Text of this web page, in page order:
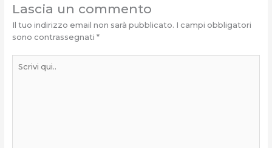
Lascia un commento
Il tuo indirizzo email non sarà pubblicato. I campi obbligatori
sono contrassegnati *
qui..